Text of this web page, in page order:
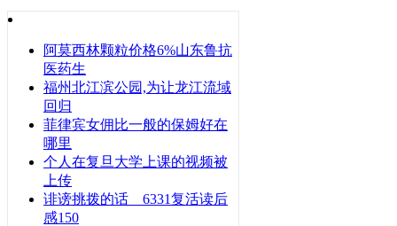
阿莫西林颗粒价格6%山东鲁抗
医药生
福州北江滨公园,为让龙江流域
回归
菲律宾女佣比一般的保姆好在
哪里
个人在复旦大学上课的视频被
上传
诽谤挑拨的话 6331复活读后
感150